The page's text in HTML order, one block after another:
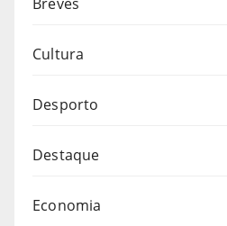
Cultura
Desporto
Destaque
Economia